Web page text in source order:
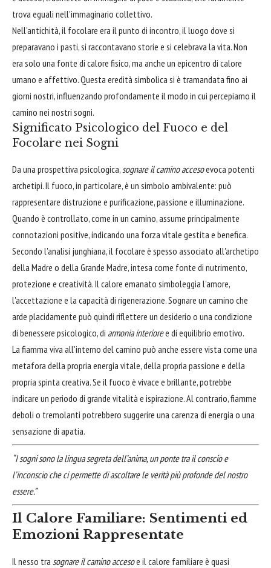
trova eguali nell'immaginario collettivo.
Nell'antichità, il focolare era il punto di incontro, il luogo dove si
preparavano i pasti, si raccontavano storie e si celebrava la vita. Non
era solo una fonte di calore fisico, ma anche un epicentro di calore
umano e affettivo. Questa eredità simbolica si è tramandata fino ai
giorni nostri, influenzando profondamente il modo in cui percepiamo il
camino nei nostri sogni.
Significato Psicologico del Fuoco e del
Focolare nei Sogni
Da una prospettiva psicologica, sognare il camino accesoevoca potenti
archetipi. Il fuoco, in particolare, è un simbolo ambivalente: può
rappresentare distruzione e purificazione, passione e illuminazione.
Quando è controllato, come in un camino, assume principalmente
connotazioni positive, indicando una forza vitale gestita e benefica.
Secondo l'analisi junghiana, il focolare è spesso associato all'archetipo
della Madre o della Grande Madre, intesa come fonte di nutrimento,
protezione e creatività. Il calore emanato simboleggia l'amore,
l'accettazione e la capacità di rigenerazione. Sognare un camino che
arde placidamente può quindi riflettere un desiderio o una condizione
di benessere psicologico, di armonia interioree di equilibrio emotivo.
La fiamma viva all'interno del camino può anche essere vista come una
metafora della propria energia vitale, della propria passione e della
propria spinta creativa. Se il fuoco è vivace e brillante, potrebbe
indicare un periodo di grande vitalità e ispirazione. Al contrario, fiamme
deboli o tremolanti potrebbero suggerire una carenza di energia o una
sensazione di apatia.
“I sogni sono la lingua segreta dell’anima, un ponte tra il conscio e
l’inconscio che ci permette di ascoltare le verità più profonde del nostro
essere.”
Il Calore Familiare: Sentimenti ed
Emozioni Rappresentate
Il nesso tra sognare il camino accesoe il calore familiare è quasi